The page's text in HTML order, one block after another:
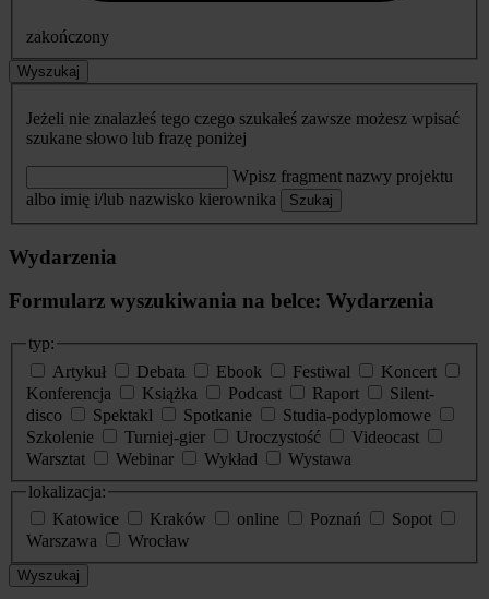
zakończony
Wyszukaj
Jeżeli nie znalazłeś tego czego szukałeś zawsze możesz wpisać
szukane słowo lub frazę poniżej
Wpisz fragment nazwy projektu
albo imię i/lub nazwisko kierownika
Szukaj
Wydarzenia
Formularz wyszukiwania na belce: Wydarzenia
typ:
Artykuł
Debata Ebook Festiwal
Koncert
Konferencja
Książka Podcast Raport
Silent-
disco
Spektakl Spotkanie
Studia-podyplomowe
Szkolenie
Turniej-gier Uroczystość
Videocast
Warsztat
Webinar Wykład
Wystawa
lokalizacja:
Katowice
Kraków online Poznań
Sopot
Warszawa
Wrocław
Wyszukaj